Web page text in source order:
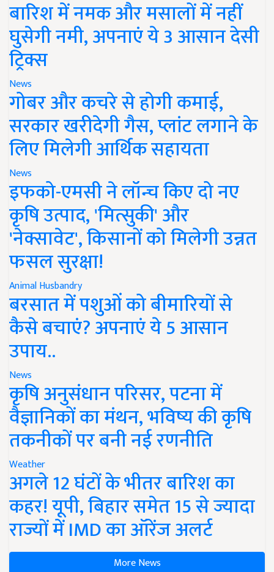
बारिश में नमक और मसालों में नहीं
घुसेगी नमी, अपनाएं ये 3 आसान देसी
ट्रिक्स
News
गोबर और कचरे से होगी कमाई,
सरकार खरीदेगी गैस, प्लांट लगाने के
लिए मिलेगी आर्थिक सहायता
News
इफको-एमसी ने लॉन्च किए दो नए
कृषि उत्पाद, 'मित्सुकी' और
'नेक्सावेट', किसानों को मिलेगी उन्नत
फसल सुरक्षा!
Animal Husbandry
बरसात में पशुओं को बीमारियों से
कैसे बचाएं? अपनाएं ये 5 आसान
उपाय..
News
कृषि अनुसंधान परिसर, पटना में
वैज्ञानिकों का मंथन, भविष्य की कृषि
तकनीकों पर बनी नई रणनीति
Weather
अगले 12 घंटों के भीतर बारिश का
कहर! यूपी, बिहार समेत 15 से ज्यादा
राज्यों में IMD का ऑरेंज अलर्ट
More News